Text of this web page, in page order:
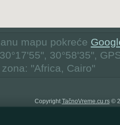
mapu pokreće
30°58'35",
"Africa, Cairo"
CopyrightTačnoVreme.cu.rs©